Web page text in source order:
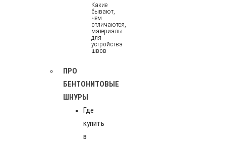
Какие
бывают,
чем
отличаются,
материалы
для
устройства
швов
ПРО
БЕНТОНИТОВЫЕ
ШНУРЫ
Где
купить
в